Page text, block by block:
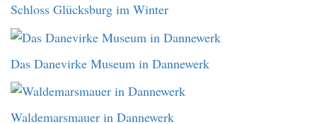
Schloss Glücksburg im Winter
Das Danevirke Museum in Dannewerk
Waldemarsmauer in Dannewerk